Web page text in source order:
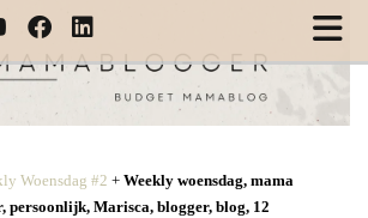
Woensdag #2 + Weekly woensdag, mama
persoonlijk, Marisca, blogger, blog, 12